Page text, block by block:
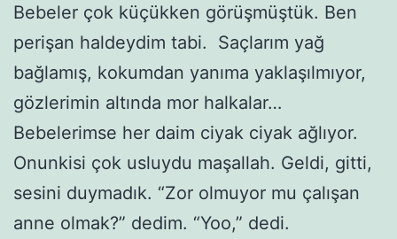
Bebeler çok küçükken görüşmüştük. Ben
perişan haldeydim tabi. Saçlarım yağ
bağlamış, kokumdan yanıma yaklaşılmıyor,
gözlerimin altında mor halkalar…
Bebelerimse her daim ciyak ciyak ağlıyor.
Onunkisi çok usluydu maşallah. Geldi, gitti,
sesini duymadık. “Zor olmuyor mu çalışan
anne olmak?” dedim. “Yoo,” dedi.